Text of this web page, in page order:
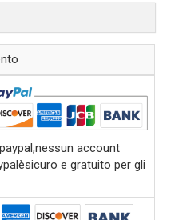
account
e gratuito per gli